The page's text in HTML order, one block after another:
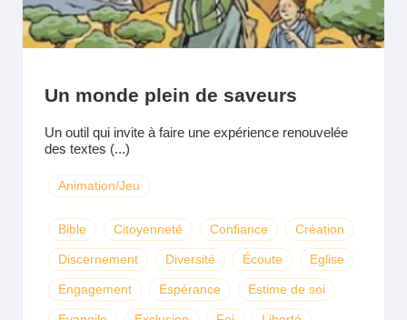
Un monde plein de saveurs
Un outil qui invite à faire une expérience renouvelée
des textes (...)
Animation/Jeu
Bible Citoyenneté Confiance Création
Discernement Diversité Écoute Eglise
Engagement Espérance Estime de soi